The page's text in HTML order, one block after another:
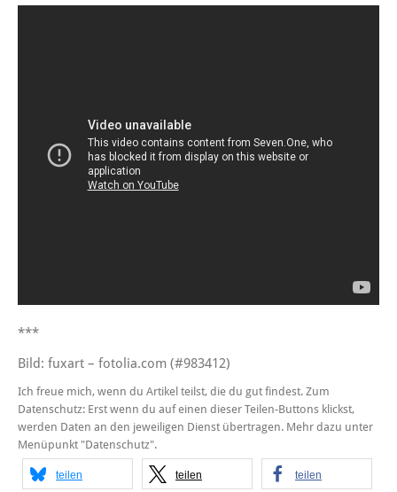
***
Bild: fuxart – fotolia.com (#983412)
Ich freue mich, wenn du Artikel teilst, die du gut findest. Zum
Datenschutz: Erst wenn du auf einen dieser Teilen-Buttons klickst,
werden Daten an den jeweiligen Dienst übertragen. Mehr dazu unter
Menüpunkt "Datenschutz".
teilen teilen teilen